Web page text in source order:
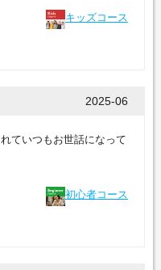
キッズコース
2025-06
ていつもお世話になって
初心者コース